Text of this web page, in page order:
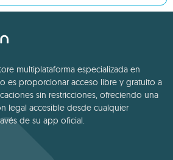
multiplataforma especializada en
es proporcionar acceso libre y gratuito a
sin restricciones, ofreciendo una
legal accesible desde cualquier
de su app oficial.